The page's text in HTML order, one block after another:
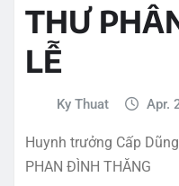
THƯ
LỄ
Ky Thuat Apr.
Huynh trưởng Cấp
PHAN ĐÌNH THĂNG